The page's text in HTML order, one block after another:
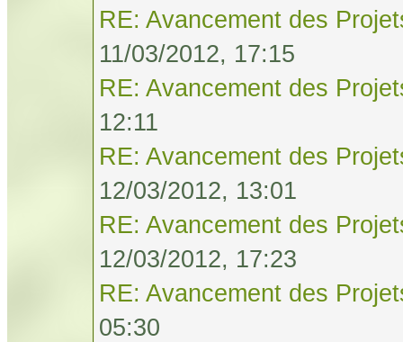
RE: Avancement des
11/03/2012, 17:15
RE: Avancement des
12:11
RE: Avancement des
12/03/2012, 13:01
RE: Avancement des
12/03/2012, 17:23
RE: Avancement des
05:30